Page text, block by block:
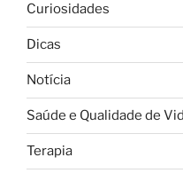
Curiosidades
Dicas
Notícia
Saúde e Qualidade de
Terapia